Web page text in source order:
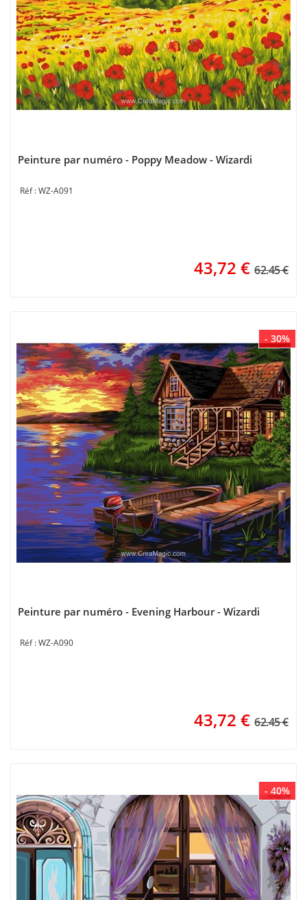
Peinture par numéro - Poppy Meadow - Wizardi
WZ-A091
43,72 € 62.45 €
- 30%
Peinture par numéro - Evening Harbour - Wizardi
WZ-A090
43,72 € 62.45 €
- 40%